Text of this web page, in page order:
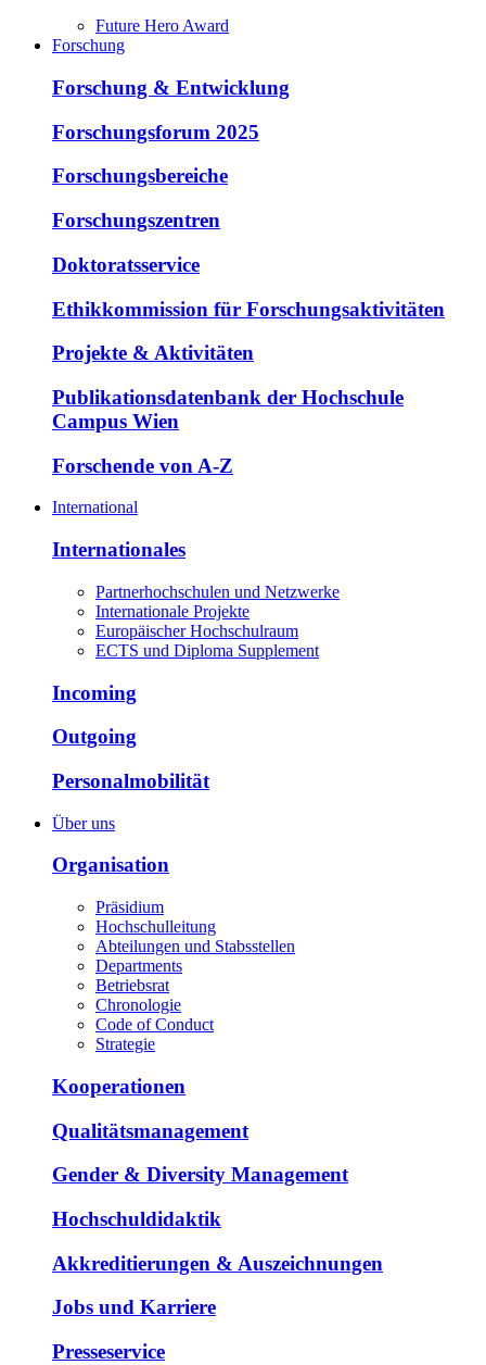
Future Hero Award
Forschung
Forschung & Entwicklung
Forschungsforum 2025
Forschungsbereiche
Forschungszentren
Doktoratsservice
Ethikkommission für Forschungsaktivitäten
Projekte & Aktivitäten
Publikationsdatenbank der Hochschule
Campus Wien
Forschende von A-Z
International
Internationales
Partnerhochschulen und Netzwerke
Internationale Projekte
Europäischer Hochschulraum
ECTS und Diploma Supplement
Incoming
Outgoing
Personalmobilität
Über uns
Organisation
Präsidium
Hochschulleitung
Abteilungen und Stabsstellen
Departments
Betriebsrat
Chronologie
Code of Conduct
Strategie
Kooperationen
Qualitätsmanagement
Gender & Diversity Management
Hochschuldidaktik
Akkreditierungen & Auszeichnungen
Jobs und Karriere
Presseservice